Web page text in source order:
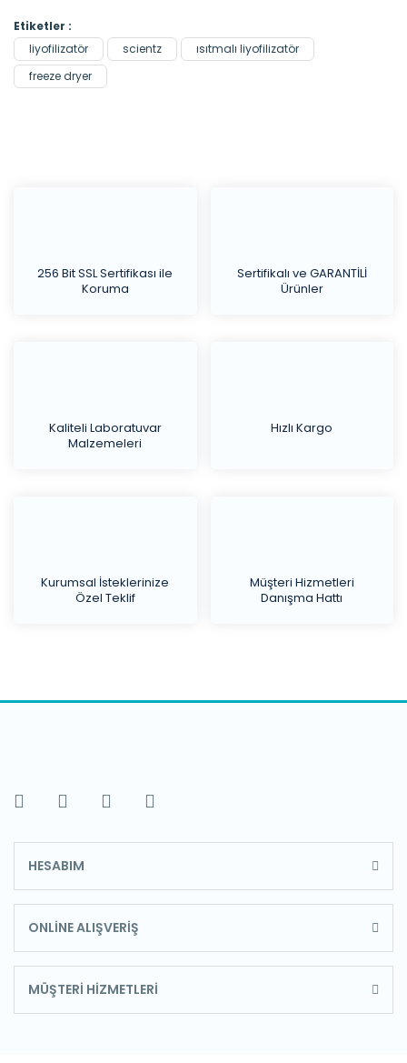
Etiketler :
liyofilizatör
scientz
ısıtmalı liyofilizatör
freeze dryer
256 Bit SSL Sertifikası ile
Koruma
Sertifikalı ve GARANTİLİ
Ürünler
Kaliteli Laboratuvar
Malzemeleri
Hızlı Kargo
Kurumsal İsteklerinize
Özel Teklif
Müşteri Hizmetleri
Danışma Hattı
HESABIM
ONLİNE ALIŞVERİŞ
MÜŞTERİ HİZMETLERİ